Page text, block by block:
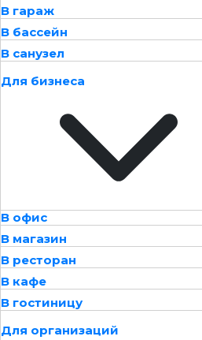
В гараж
В бассейн
В санузел
Для бизнеса
В офис
В магазин
В ресторан
В кафе
В гостиницу
Для организаций